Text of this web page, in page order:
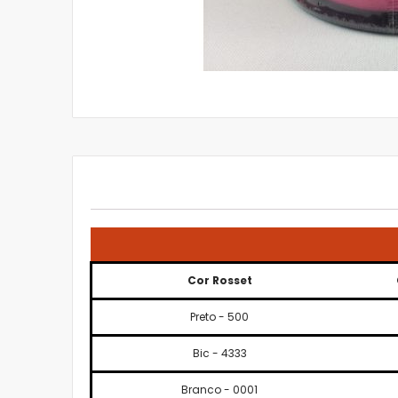
para
Cor Rosset
Preto - 500
Bic - 4333
Branco - 0001